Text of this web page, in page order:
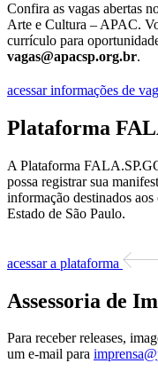
Confira as vagas abertas
Arte e Cultura – APAC.
currículo para
vagas@apacsp.org.br.
acessar informações de
Plataforma
A Plataforma
possa registrar sua
informação destinados
Estado de São Paulo.
acessar a plataforma
Assessoria de
Para receber releases,
um e-mail para